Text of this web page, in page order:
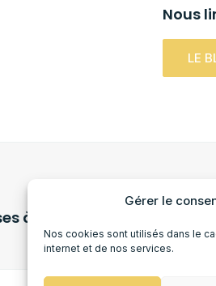
Gérer le
Nos cookies sont utilisés dans le
internet et de nos services.
Nous
LE
à jour &
JE